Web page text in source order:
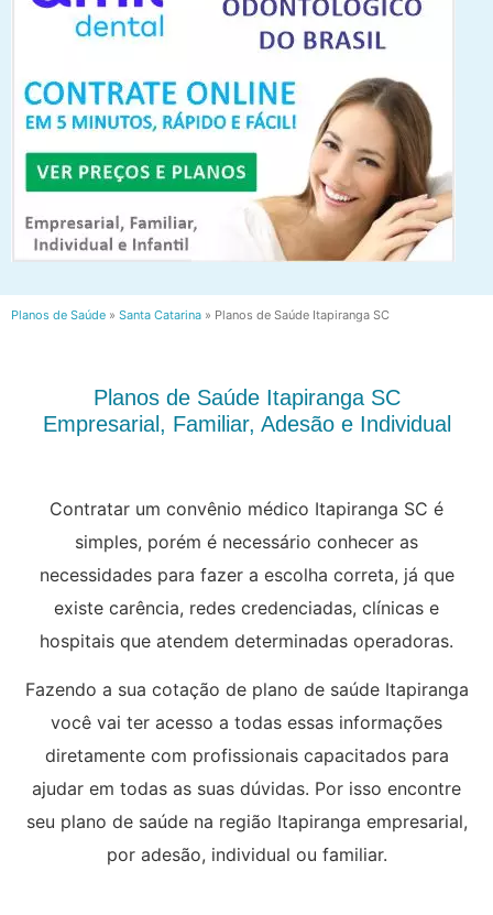
Planos de Saúde » Santa Catarina » Planos de Saúde Itapiranga SC
Planos de Saúde Itapiranga SC
Empresarial, Familiar, Adesão e Individual
Contratar um convênio médico Itapiranga SC é
simples, porém é necessário conhecer as
necessidades para fazer a escolha correta, já que
existe carência, redes credenciadas, clínicas e
hospitais que atendem determinadas operadoras.
Fazendo a sua cotação de plano de saúde Itapiranga
você vai ter acesso a todas essas informações
diretamente com profissionais capacitados para
ajudar em todas as suas dúvidas. Por isso encontre
seu plano de saúde na região Itapiranga empresarial,
por adesão, individual ou familiar.